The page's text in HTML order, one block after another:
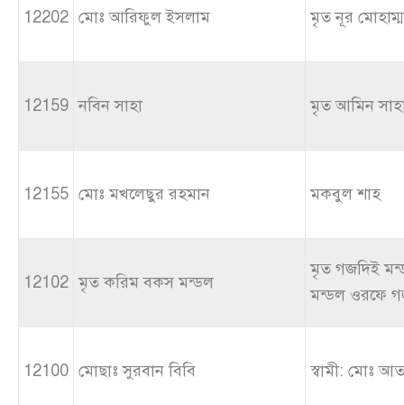
12202 মোঃ আরিফুল ইসলাম মৃত নূর
12159 নবিন সাহা মৃত আমিন
12155 মোঃ মখলেছুর রহমান মকবুল শাহ
12102 মৃত করিম বকস মন্ডল
মৃত গজদিই
মন্ডল ওরফে
12100 মোছাঃ সুরবান বিবি স্বামী: মোঃ